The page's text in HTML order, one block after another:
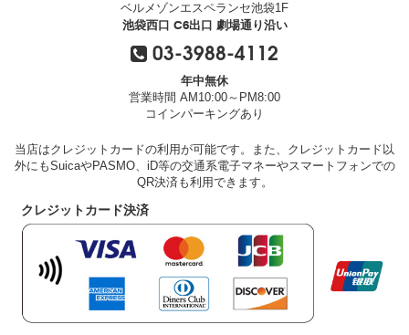
ベルメゾンエスペランセ池袋1F
池袋西口 C6出口 劇場通り沿い
03-3988-4112
年中無休
営業時間 AM10:00～PM8:00
コインパーキングあり
当店はクレジットカードの利用が可能です。また、クレジットカード以
外にもSuicaやPASMO、iD等の交通系電子マネーやスマートフォンでの
QR決済も利用できます。
クレジットカード決済